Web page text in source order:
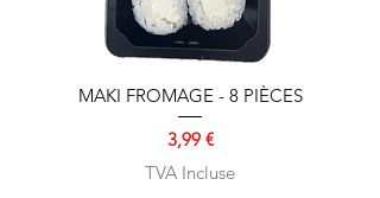
MAKI FROMAGE - 8 PIÈCES
Prix
3,99 €
TVA Incluse